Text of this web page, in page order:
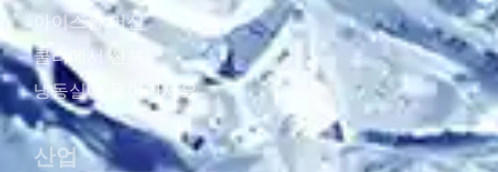
아이스볼 머신
쿨러에서 산책
냉동실에 들어가세요
산업